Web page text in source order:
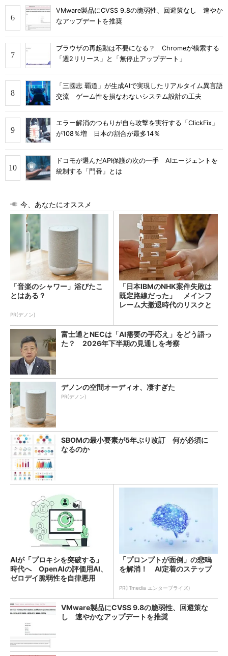
VMware製品にCVSS 9.8の脆弱性、回避策なし 速やか
なアップデートを推奨
ブラウザの再起動は不要になる？ Chromeが模索する
「週2リリース」と「無停止アップデート」
「三國志 覇道」が生成AIで実現したリアルタイム異言語
交流 ゲーム性を損なわないシステム設計の工夫
エラー解消のつもりが自ら攻撃を実行する「ClickFix」
が108％増 日本の割合が最多14％
ドコモが選んだAPI保護の次の一手 AIエージェントを
統制する「門番」とは
今、あなたにオススメ
「音楽のシャワー」浴びたこ
とはある？
PR(デノン)
「日本IBMのNHK案件失敗は
既定路線だった」 メインフ
レーム大撤退時代のリスクと
富士通とNECは「AI需要の手応え」をどう語っ
た？ 2026年下半期の見通しを考察
デノンの空間オーディオ、凄すぎた
PR(デノン)
SBOMの最小要素が5年ぶり改訂 何が必須に
なるのか
AIが「プロキシを突破する」
時代へ OpenAIの評価用AI、
ゼロデイ脆弱性を自律悪用
「プロンプトが面倒」の悲鳴
を解消！ AI定着のステップ
PR(ITmedia エンタープライズ)
VMware製品にCVSS 9.8の脆弱性、回避策な
し 速やかなアップデートを推奨